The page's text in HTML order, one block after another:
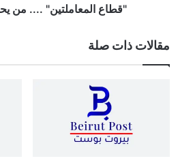
"قطاع المعاملتين" .... من
مقالات ذات صلة